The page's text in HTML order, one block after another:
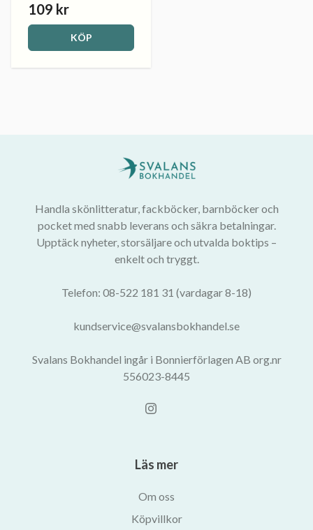
109 kr
KÖP
Handla skönlitteratur, fackböcker, barnböcker och
pocket med snabb leverans och säkra betalningar.
Upptäck nyheter, storsäljare och utvalda boktips –
enkelt och tryggt.
Telefon: 08-522 181 31 (vardagar 8-18)
kundservice@svalansbokhandel.se
Svalans Bokhandel ingår i Bonnierförlagen AB org.nr
556023-8445
Läs mer
Om oss
Köpvillkor